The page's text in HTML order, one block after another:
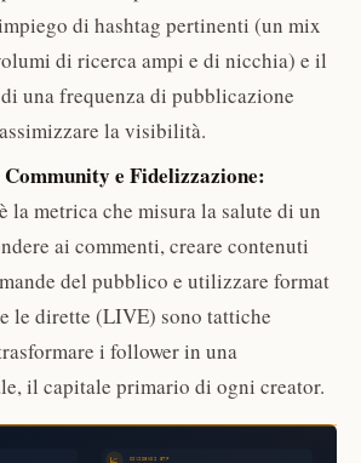
di hashtag pertinenti (un mix
di ricerca ampi e di nicchia) e il
una frequenza di pubblicazione
la visibilità.
e Fidelizzazione:
la metrica che misura la salute di un
ai commenti, creare contenuti
del pubblico e utilizzare format
le dirette (LIVE) sono tattiche
i follower in una
il capitale primario di ogni creator.